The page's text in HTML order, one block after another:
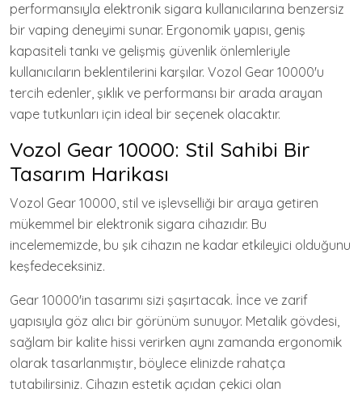
performansıyla elektronik sigara kullanıcılarına benzersiz
bir vaping deneyimi sunar. Ergonomik yapısı, geniş
kapasiteli tankı ve gelişmiş güvenlik önlemleriyle
kullanıcıların beklentilerini karşılar. Vozol Gear 10000'u
tercih edenler, şıklık ve performansı bir arada arayan
vape tutkunları için ideal bir seçenek olacaktır.
Vozol Gear 10000: Stil Sahibi Bir
Tasarım Harikası
Vozol Gear 10000, stil ve işlevselliği bir araya getiren
mükemmel bir elektronik sigara cihazıdır. Bu
incelememizde, bu şık cihazın ne kadar etkileyici olduğunu
keşfedeceksiniz.
Gear 10000'in tasarımı sizi şaşırtacak. İnce ve zarif
yapısıyla göz alıcı bir görünüm sunuyor. Metalik gövdesi,
sağlam bir kalite hissi verirken aynı zamanda ergonomik
olarak tasarlanmıştır, böylece elinizde rahatça
tutabilirsiniz. Cihazın estetik açıdan çekici olan